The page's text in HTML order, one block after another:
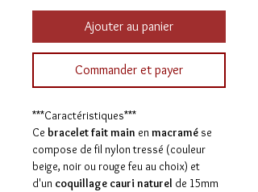
Ajouter au panier
Commander et payer
***Caractéristiques***
Ce bracelet fait main enmacramé se
compose de fil nylon tressé (couleur
beige, noir ou rouge feu au choix) et
d'un coquillage cauri naturel de 15mm